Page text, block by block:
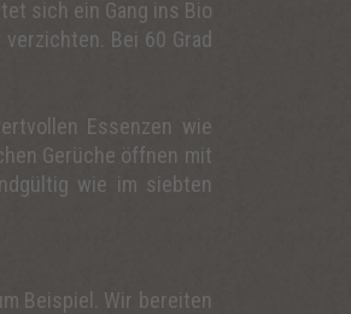
sich ein Gang ins Bio
Bei 60 Grad
Essenzen wie
Gerüche öffnen mit
wie im siebten
Beispiel. Wir bereiten